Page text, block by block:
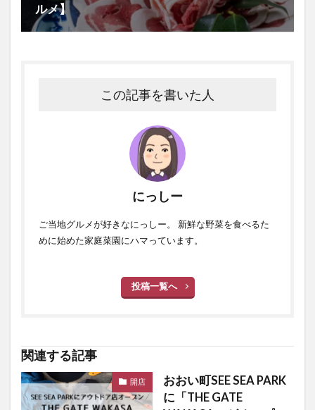
ルメ】
この記事を書いた人
にっしー
ご当地グルメが好きなにっしー。 新鮮な野菜を食べるた
めに始めた家庭菜園にハマっています。
投稿一覧へ
関連する記事
開店
おおい町SEE SEA PARK
に「THE GATE